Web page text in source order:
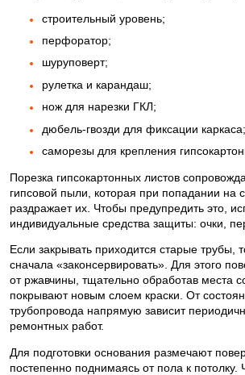
строительный уровень;
перфоратор;
шуруповерт;
рулетка и карандаш;
нож для нарезки ГКЛ;
дюбель-гвозди для фиксации каркаса;
саморезы для крепления
Порезка гипсокартонных листов
гипсовой пыли, которая при попадании на
раздражает их. Чтобы предупредить это,
индивидуальные средства защиты: очки,
Если закрывать приходится старые трубы,
сначала «законсервировать». Для этого
от ржавчины, тщательно обработав места
покрывают новым слоем краски. От
трубопровода напрямую зависит
ремонтных работ.
Для подготовки основания размечают
постепенно поднимаясь от пола к потолку.